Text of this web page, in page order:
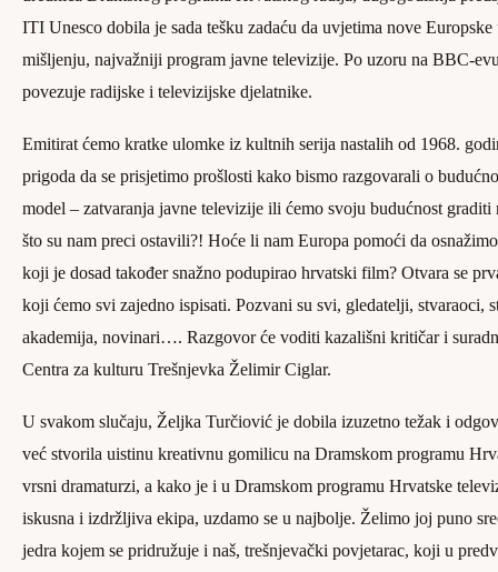
ITI Unesco dobila je sada tešku zadaću da uvjetima nove
mišljenju, najvažniji program javne televizije. Po uzoru na BBC-
povezuje radijske i televizijske djelatnike.
Emitirat ćemo kratke ulomke iz kultnih serija nastalih od 1968.
prigoda da se prisjetimo prošlosti kako bismo razgovarali o
model – zatvaranja javne televizije ili ćemo svoju budućnost graditi
što su nam preci ostavili?! Hoće li nam Europa pomoći da
koji je dosad također snažno podupirao hrvatski film? Otvara se
koji ćemo svi zajedno ispisati. Pozvani su svi, gledatelji, stvaraoci,
akademija, novinari…. Razgovor će voditi kazališni kritičar i
Centra za kulturu Trešnjevka Želimir Ciglar.
U svakom slučaju, Željka Turčiović je dobila izuzetno težak i
već stvorila uistinu kreativnu gomilicu na Dramskom programu
vrsni dramaturzi, a kako je i u Dramskom programu Hrvatske
iskusna i izdržljiva ekipa, uzdamo se u najbolje. Želimo joj puno
jedra kojem se pridružuje i naš, trešnjevački povjetarac, koji u